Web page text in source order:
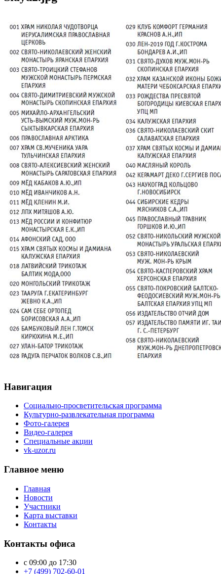
Навигация
Социально-просветительская программа
Культурно-развлекательная программа
Фото-галерея
Видео-галерея
Специальные акции
vk-uzor.ru
Главное меню
Главная
Новости
Участники
Карта выставки
Контакты
Контакты офиса
с 09:00 до 17:30
+7 (499) 702-60-01